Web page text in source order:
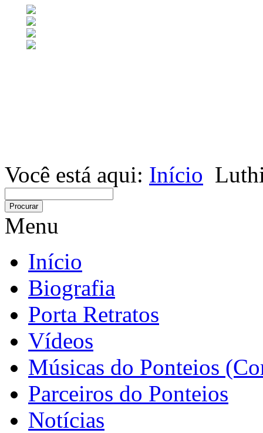
Você está aqui: Início
Menu
Início
Biografia
Porta Retratos
Vídeos
Músicas do Ponteios
Parceiros do Ponteios
Notícias